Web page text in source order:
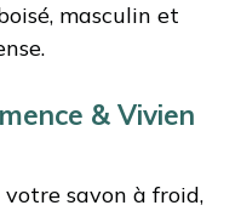
masculin et
& Vivien
savon à froid,